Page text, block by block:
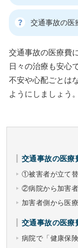
交通事故の医
交通事故の医療費
日々の治療も安心
不安や心配ごとは
ようにしましょう。
交通事故の医療
①被害者が立て
②病院から加害
加害者側から医
交通事故の医療
病院で「健康保